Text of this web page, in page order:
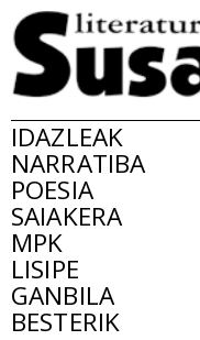
IDAZLEAK
NARRATIBA
POESIA
SAIAKERA
MPK
LISIPE
GANBILA
BESTERIK